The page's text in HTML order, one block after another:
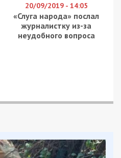
20/09/2019 - 14:05
«Слуга народа» послал
журналистку из-за
неудобного вопроса